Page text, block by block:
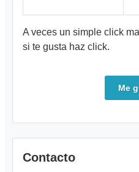
A veces un simple click
si te gusta haz click.
Me
Contacto